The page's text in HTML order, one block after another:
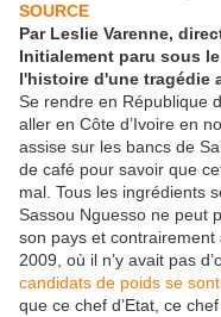
SOURCE
Par Leslie Varenne,
Initialement paru sous
l'histoire d'une tragédie
Se rendre en République
aller en Côte d’Ivoire en
assise sur les bancs de
de café pour savoir que
mal. Tous les ingrédients
Sassou Nguesso ne peut
son pays et
2009, où il n’y avait pas
candidats de poids se
que ce chef d’Etat, ce